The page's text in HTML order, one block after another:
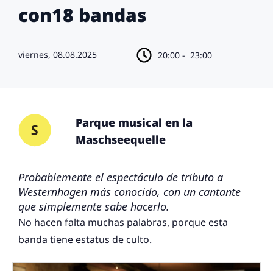
con18 bandas
viernes, 08.08.2025 20:00 - 23:00
Parque musical en la
Maschseequelle
Probablemente el espectáculo de tributo a
Westernhagen más conocido, con un cantante
que simplemente sabe hacerlo.
No hacen falta muchas palabras, porque esta
banda tiene estatus de culto.